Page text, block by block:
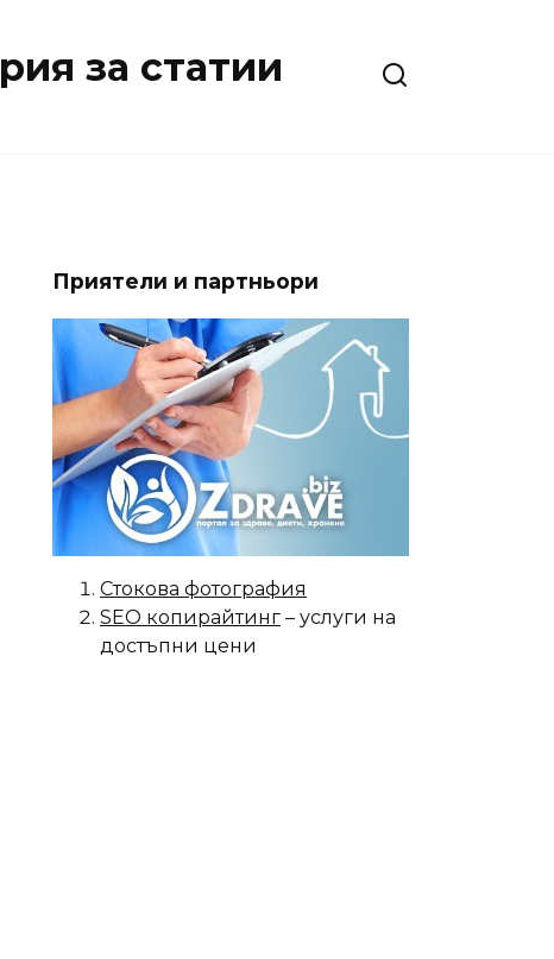
за статии
Приятели и партньори
Стокова фотография
SEO копирайтинг – услуги на
достъпни цени